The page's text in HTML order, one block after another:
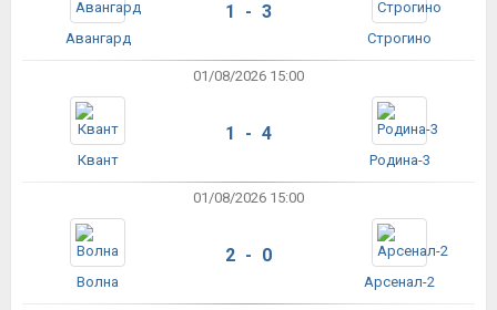
Авангард
1 - 3
Строгино
01/08/2026 15:00
Квант
1 - 4
Родина-3
01/08/2026 15:00
Волна
2 - 0
Арсенал-2